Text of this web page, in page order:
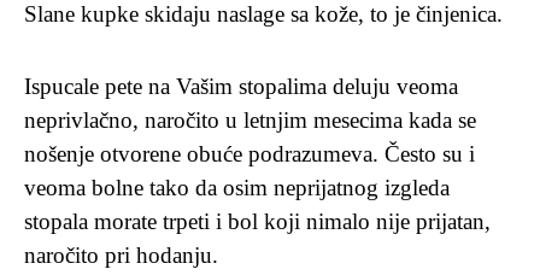
Slane kupke skidaju naslage sa kože, to je činjenica.
Ispucale pete na Vašim stopalima deluju veoma
neprivlačno, naročito u letnjim mesecima kada se
nošenje otvorene obuće podrazumeva. Često su i
veoma bolne tako da osim neprijatnog izgleda
stopala morate trpeti i bol koji nimalo nije prijatan,
naročito pri hodanju.